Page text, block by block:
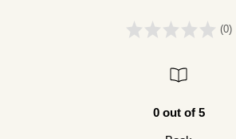
(0)
0 out of 5